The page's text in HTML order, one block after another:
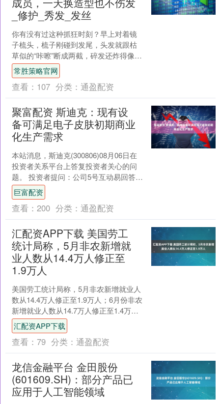
_修护_秀发_发丝
你有没有过这种抓狂时刻？早上对着镜
子梳头，梳子刚碰到发尾，头发就跟枯
草似的“咔嚓”断成两截，碎发还炸得像鸡
窝，怎么压都压不下去。更离谱的是，
明明刚洗完头，头发却....
常胜策略官网
查看： 107 分类： 通盈配资
聚富配资 斯迪克：现有设
备可满足电子皮肤初期商业
化生产需求
本站消息，斯迪克(300806)08月06日在
投资者关系平台上答复投资者关心的问
题。 投资者提问：公司5号互动易回答电
子皮肤探索适配技术方案并同步筹备样
品开发，....
巨富配资
查看： 200 分类： 通盈配资
汇配资APP下载 美国劳工
统计局称，5月非农新增就
业人数从14.4万人修正至
1.9万人
美国劳工统计局称，5月非农新增就业人
数从14.4万人修正至1.9万人；6月份非农
新增就业人数从14.7万人修正至1.4万
人。修正后，5月和6月新增就业人数合
计较....
汇配资APP下载
查看： 79 分类： 通盈配资
龙信金融平台 金田股份
(601609.SH)：部分产品已
应用于人工智能领域